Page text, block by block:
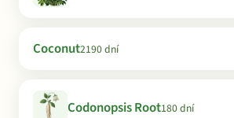
Coconut2190 dní
Codonopsis Root180 dní